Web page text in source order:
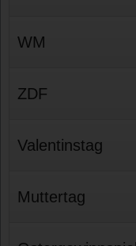
WM
ZDF
Valentinstag
Muttertag